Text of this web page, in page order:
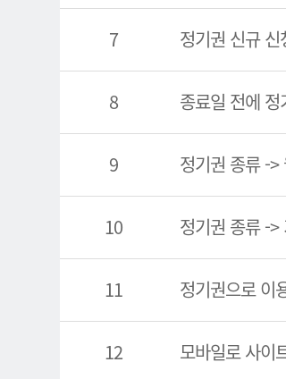
7 정기권 신규
8 종료일 전에
9 정기권 종류 ->
10 정기권 종류 ->
11 정기권으로 이
12 모바일로 사이